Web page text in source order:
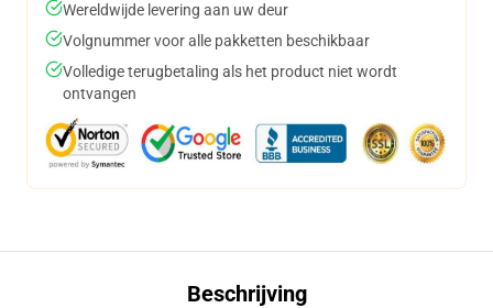
Wereldwijde levering aan uw deur
Volgnummer voor alle pakketten beschikbaar
Volledige terugbetaling als het product niet wordt
ontvangen
Beschrijving